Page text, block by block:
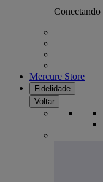
Conectando
Mercure Store
Fidelidade
Voltar